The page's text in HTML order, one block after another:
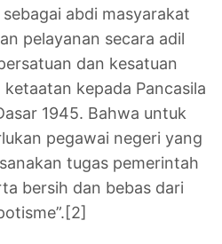
abdi masyarakat
pelayanan secara adil
dan kesatuan
kepada Pancasila
1945. Bahwa untuk
pegawai negeri yang
tugas pemerintah
bersih dan bebas dari